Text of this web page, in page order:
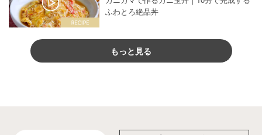
ふわとろ絶品丼
もっと見る